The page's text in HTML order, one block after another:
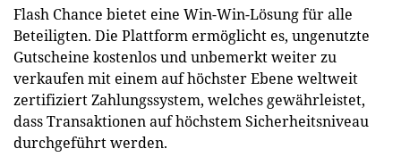
Flash Chance bietet eine Win-Win-Lösung für alle
Beteiligten. Die Plattform ermöglicht es, ungenutzte
Gutscheine kostenlos und unbemerkt weiter zu
verkaufen mit einem auf höchster Ebene weltweit
zertifiziert Zahlungssystem, welches gewährleistet,
dass Transaktionen auf höchstem Sicherheitsniveau
durchgeführt werden.